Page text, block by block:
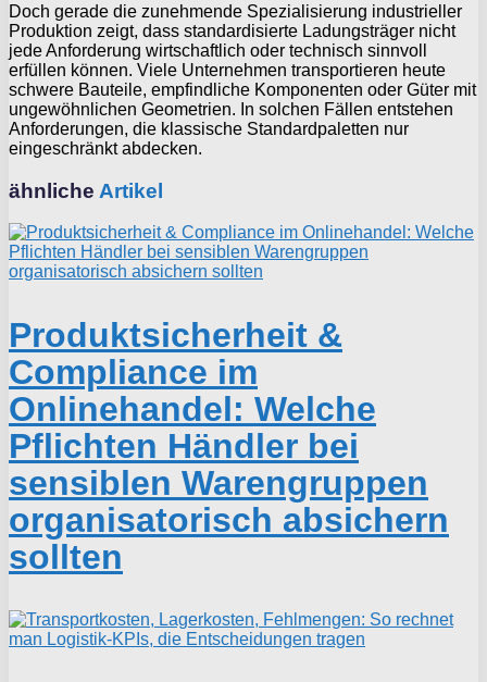
Doch gerade die zunehmende Spezialisierung industrieller
Produktion zeigt, dass standardisierte Ladungsträger nicht
jede Anforderung wirtschaftlich oder technisch sinnvoll
erfüllen können. Viele Unternehmen transportieren heute
schwere Bauteile, empfindliche Komponenten oder Güter mit
ungewöhnlichen Geometrien. In solchen Fällen entstehen
Anforderungen, die klassische Standardpaletten nur
eingeschränkt abdecken.
ähnliche Artikel
Produktsicherheit &
Compliance im
Onlinehandel: Welche
Pflichten Händler bei
sensiblen Warengruppen
organisatorisch absichern
sollten